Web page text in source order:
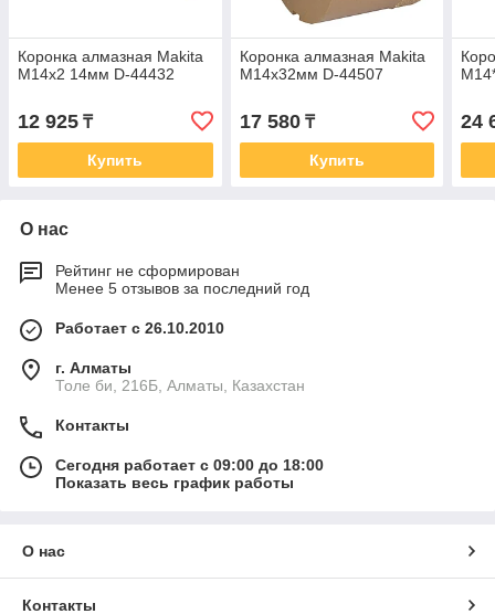
Коронка алмазная Makita
M14x2 14мм D-44432
12 925 ₸
Купить
Коронка алмазная Makita
М14x32мм D-44507
17 580₸
Купить
24
О нас
Рейтинг не сформирован
Менее 5 отзывов за последний год
Работает с 26.10.2010
г. Алматы
Толе би, 216Б, Алматы, Казахстан
Контакты
Сегодня работает с 09:00 до 18:00
Показать весь график работы
О нас
Контакты